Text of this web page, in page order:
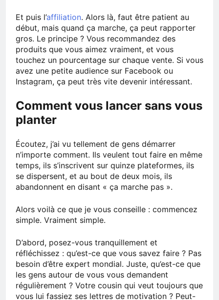
Et puis l’affiliation. Alors là, faut être patient au
début, mais quand ça marche, ça peut rapporter
gros. Le principe ? Vous recommandez des
produits que vous aimez vraiment, et vous
touchez un pourcentage sur chaque vente. Si vous
avez une petite audience sur Facebook ou
Instagram, ça peut très vite devenir intéressant.
Comment vous lancer sans vous
planter
Écoutez, j’ai vu tellement de gens démarrer
n’importe comment. Ils veulent tout faire en même
temps, ils s’inscrivent sur quinze plateformes, ils
se dispersent, et au bout de deux mois, ils
abandonnent en disant « ça marche pas ».
Alors voilà ce que je vous conseille : commencez
simple. Vraiment simple.
D’abord, posez-vous tranquillement et
réfléchissez : qu’est-ce que vous savez faire ? Pas
besoin d’être expert mondial. Juste, qu’est-ce que
les gens autour de vous vous demandent
régulièrement ? Votre cousin qui veut toujours que
vous lui fassiez ses lettres de motivation ? Peut-